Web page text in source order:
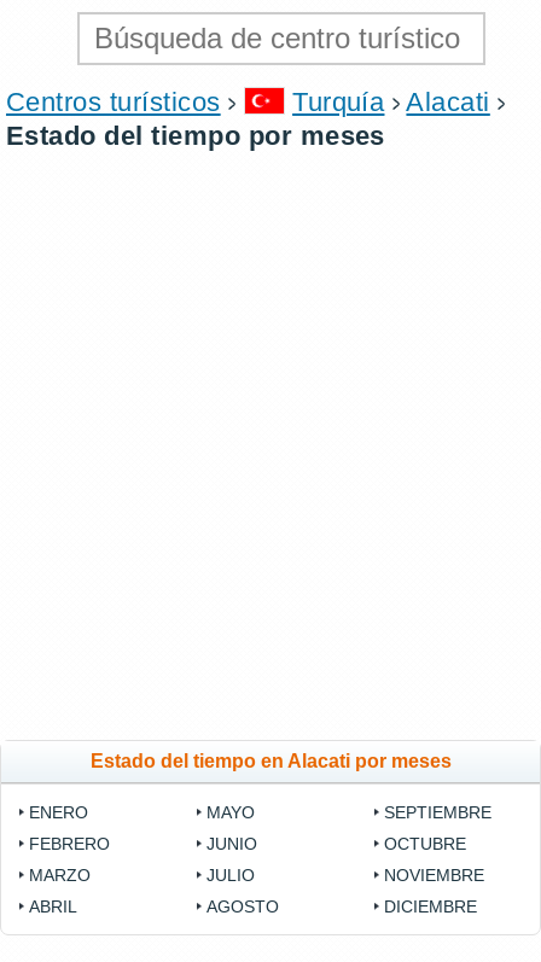
Centros turísticos Turquía
Alacati
Estado del tiempo por meses
Estado del tiempo en Alacati por meses
ENERO
FEBRERO
MARZO
ABRIL
MAYO
JUNIO
JULIO
AGOSTO
SEPTIEMBRE
OCTUBRE
NOVIEMBRE
DICIEMBRE